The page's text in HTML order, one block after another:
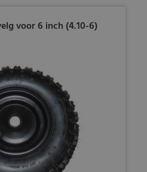
voor 6 inch (4.10-6)